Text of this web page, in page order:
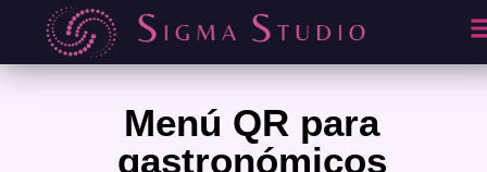
Menú QR para
gastronómicos